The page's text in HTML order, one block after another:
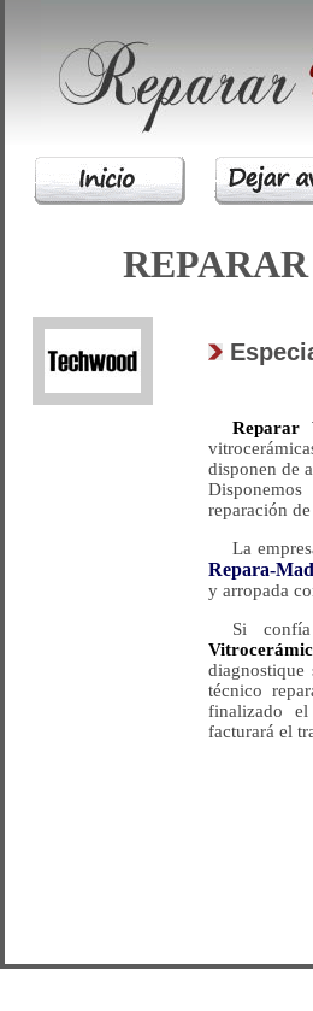
REPARAR
Reparar
disponen de
reparación
La
Repara-
y arropada
Si
diagnostique
técnico
finalizado
facturará el